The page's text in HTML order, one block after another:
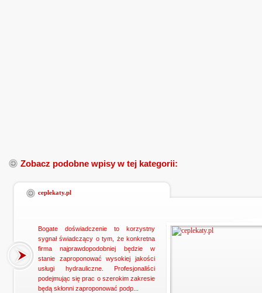
Zobacz podobne wpisy w tej kategorii:
ceplekaty.pl
Bogate doświadczenie to korzystny
sygnał świadczący o tym, że konkretna
firma najprawdopodobniej będzie w
stanie zaproponować wysokiej jakości
usługi hydrauliczne. Profesjonaliści
podejmując się prac o szerokim zakresie
będą skłonni zaproponować podp...